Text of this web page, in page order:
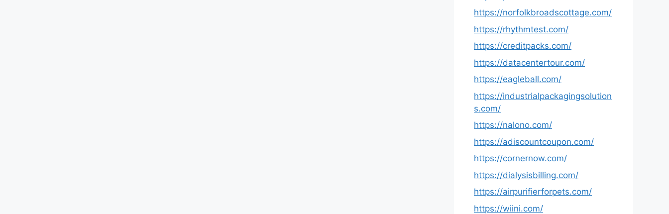
https://norfolkbroadscottage.com/
https://rhythmtest.com/
https://creditpacks.com/
https://datacentertour.com/
https://eagleball.com/
https://industrialpackagingsolution
s.com/
https://nalono.com/
https://adiscountcoupon.com/
https://cornernow.com/
https://dialysisbilling.com/
https://airpurifierforpets.com/
https://wiini.com/